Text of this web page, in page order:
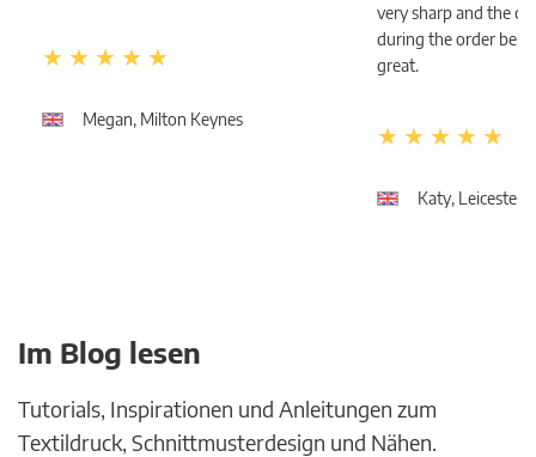
Megan, Milton Keynes
very sharp and the
during the order
great.
Katy, Leicester
Im Blog lesen
Tutorials, Inspirationen und Anleitungen zum
Textildruck, Schnittmusterdesign und Nähen.